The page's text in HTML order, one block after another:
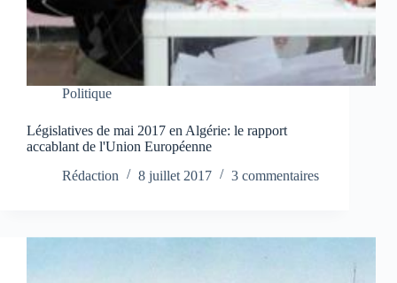
Politique
Législatives de mai 2017 en Algérie: le rapport
accablant de l'Union Européenne
Rédaction
8 juillet 2017 3 commentaires